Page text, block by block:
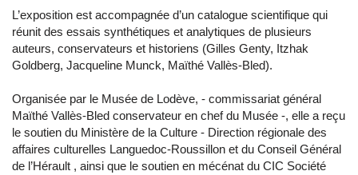
L’exposition est accompagnée d’un catalogue scientifique qui
réunit des essais synthétiques et analytiques de plusieurs
auteurs, conservateurs et historiens (Gilles Genty, Itzhak
Goldberg, Jacqueline Munck, Maïthé Vallès-Bled).
Organisée par le Musée de Lodève, - commissariat général
Maïthé Vallès-Bled conservateur en chef du Musée -, elle a reçu
le soutien du Ministère de la Culture - Direction régionale des
affaires culturelles Languedoc-Roussillon et du Conseil Général
de l’Hérault , ainsi que le soutien en mécénat du CIC Société